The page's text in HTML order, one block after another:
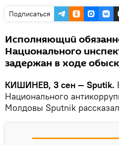
Подписаться
Исполняющий
Национального
задержан в ходе
КИШИНЕВ, 3 сен — Sputik.
Национального
Молдовы Sputnik